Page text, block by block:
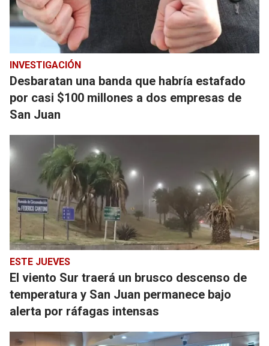
INVESTIGACIÓN
Desbaratan una banda que habría estafado
por casi $100 millones a dos empresas de
San Juan
ESTE JUEVES
El viento Sur traerá un brusco descenso de
temperatura y San Juan permanece bajo
alerta por ráfagas intensas